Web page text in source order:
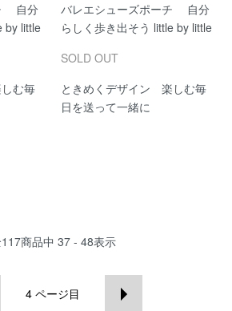
自分
by little
む毎
バレエシューズポーチ 自分
らしく歩き出そう little by little
SOLD OUT
ときめくデザイン 楽しむ毎
日を送って一緒に
117商品中 37 - 48表示
4 ページ目